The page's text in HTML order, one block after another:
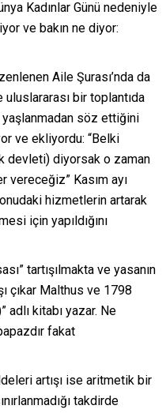
Kadınlar Günü nedeniyle
ve bakın ne diyor:
Aile Şurası’nda da
uluslararası bir toplantıda
yaşlanmadan söz ettiğini
ve ekliyordu: “Belki
devleti) diyorsak o zaman
Kasım ayı
hizmetlerin artarak
için yapıldığını
tartışılmakta ve yasanın
çıkar Malthus ve 1798
kitabı yazar. Ne
fakat
artışı ise aritmetik bir
takdirde